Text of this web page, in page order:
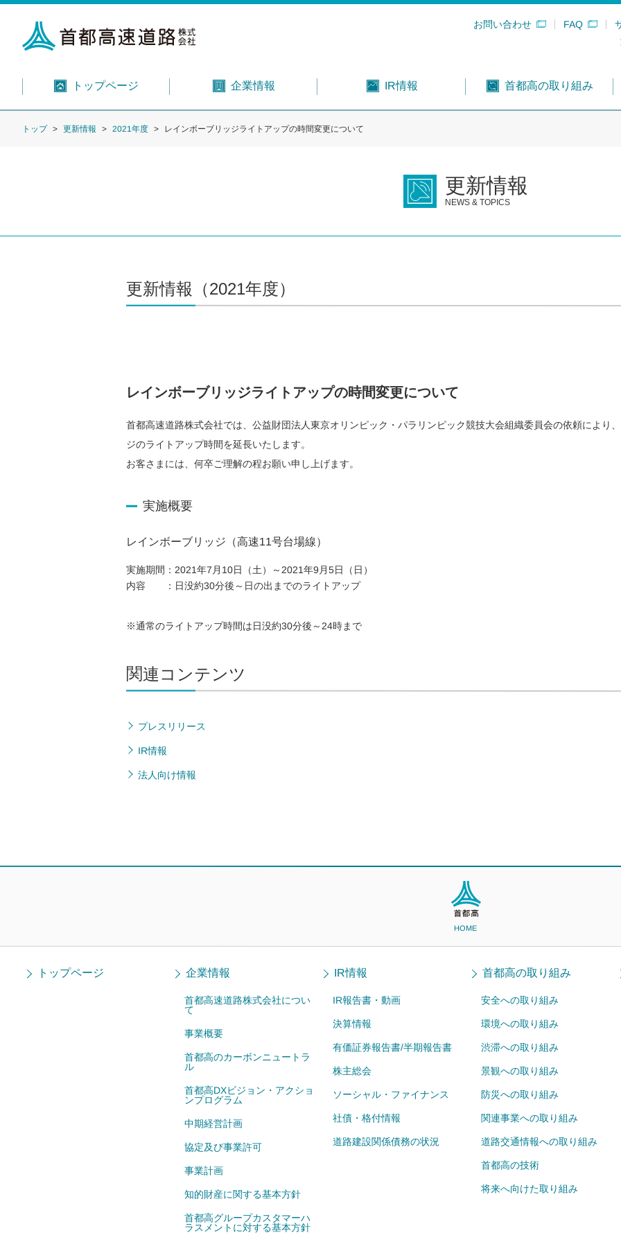
お問い合わせ FAQ
トップページ 企業情報 IR情報 首都高の取り組み
トップ 更新情報 2021年度 レインボーブリッジライトアップの時間変更について
更新情報
NEWS & TOPICS
更新情報（2021年度）
レインボーブリッジライトアップの時間変更について
首都高速道路株式会社では、公益財団法人東京オリンピック・パラリンピック競技大会組織委員会の依頼により
ジのライトアップ時間を延長いたします。
お客さまには、何卒ご理解の程お願い申し上げます。
実施概要
レインボーブリッジ（高速11号台場線）
実施期間： 2021年7月10日（土）～2021年9月5日（日）
内容 ： 日没約30分後～日の出までのライトアップ
※通常のライトアップ時間は日没約30分後～24時まで
関連コンテンツ
プレスリリース
IR情報
法人向け情報
HOME
トップページ 企業情報
首都高速道路株式会社につい
て
事業概要
首都高のカーボンニュートラ
ル
首都高DXビジョン・アクショ
ンプログラム
中期経営計画
協定及び事業許可
事業計画
知的財産に関する基本方針
首都高グループカスタマーハ
ラスメントに対する基本方針
IR情報
IR報告書・動画
決算情報
有価証券報告書/半期報告書
株主総会
ソーシャル・ファイナンス
社債・格付情報
道路建設関係債務の状況
首都高の取り組み
安全への取り組み
環境への取り組み
渋滞への取り組み
景観への取り組み
防災への取り組み
関連事業への取り組み
道路交通情報への取り組み
首都高の技術
将来へ向けた取り組み